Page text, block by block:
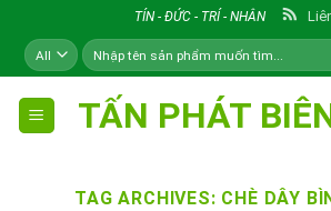
content
TÍN - ĐỨC - TRÍ - NHÂN
Tìm
kiếm:
TẤN PHÁT
TAG ARCHIVES: CHÈ DÂY